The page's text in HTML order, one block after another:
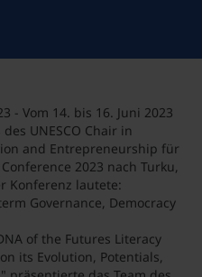
- Vom 14. bis 16. Juni 2023
UNESCO Chair in
and Entrepreneurship für
2023 nach Turku,
Konferenz lautete:
Governance, Democracy
of the Futures Literacy
its Evolution, Potentials,